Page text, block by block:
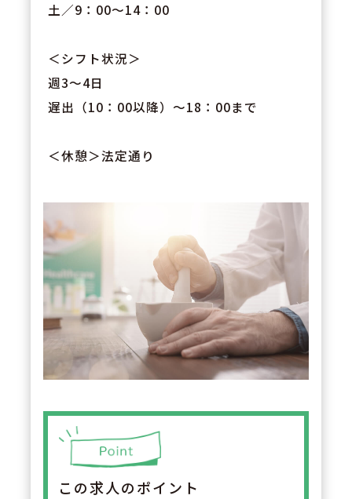
土／9：00～14：00
＜シフト状況＞
週3～4日
遅出（10：00以降）～18：00まで
＜休憩＞法定通り
この求人のポイント